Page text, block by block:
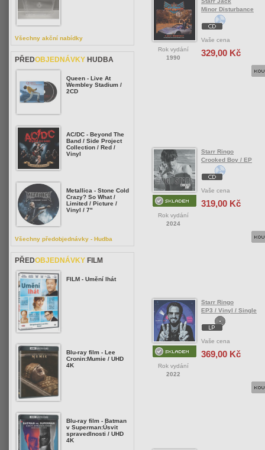
Rok vydání
1990
Minor Disturbance
Vaše cena
329,00 Kč
Rok vydání
2024
Starr Ringo
Crooked Boy / EP
Vaše cena
319,00 Kč
Rok vydání
2022
Starr Ringo
EP3 / Vinyl / Single
Vaše cena
369,00 Kč
Všechny akční nabídky
PŘEDOBJEDNÁVKY HUDBA
Queen - Live At
Wembley Stadium /
2CD
AC/DC - Beyond The
Band / Side Project
Collection / Red /
Vinyl
Metallica - Stone Cold
Crazy? So What /
Limited / Picture /
Vinyl / 7"
Všechny předobjednávky - Hudba
PŘEDOBJEDNÁVKY FILM
FILM - Umění lhát
Blu-ray film - Lee
Cronin:Mumie / UHD
4K
Blu-ray film - Batman
v Superman:Úsvit
spravedlnosti / UHD
4K